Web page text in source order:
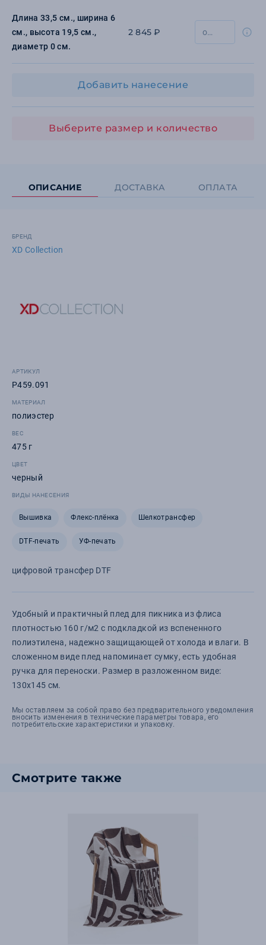
Длина 33,5 см., ширина 6
см., высота 19,5 см.,
диаметр 0 см.
2 845 ₽
Добавить нанесение
Выберите размер и количество
ОПИСАНИЕ ДОСТАВКА ОПЛАТА
БРЕНД
XD Collection
АРТИКУЛ
P459.091
МАТЕРИАЛ
полиэстер
ВЕС
475 г
ЦВЕТ
черный
ВИДЫ НАНЕСЕНИЯ
Вышивка Флекс-плёнка Шелкотрансфер
DTF-печать УФ-печать
цифровой трансфер DTF
Удобный и практичный плед для пикника из флиса
плотностью 160 г/м2 с подкладкой из вспененного
полиэтилена, надежно защищающей от холода и влаги. В
сложенном виде плед напоминает сумку, есть удобная
ручка для переноски. Размер в разложенном виде:
130х145 см.
Мы оставляем за собой право без предварительного уведомления
вносить изменения в технические параметры товара, его
потребительские характеристики и упаковку.
Смотрите также